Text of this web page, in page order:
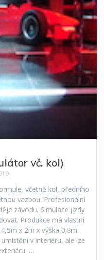
vč. kol)
včetně kol, předního
vazbou. Profesionální
závodu. Simulace jízdy
Produkce má vlastní
x 2m x výška 0,8m,
v interiéru, ale lze
…